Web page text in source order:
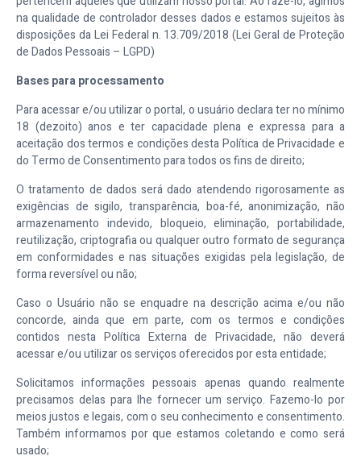
na qualidade de controlador desses dados e estamos sujeitos às
disposições da Lei Federal n. 13.709/2018 (Lei Geral de Proteção
de Dados Pessoais – LGPD)
Bases para processamento
Para acessar e/ou utilizar o portal, o usuário declara ter no mínimo
18 (dezoito) anos e ter capacidade plena e expressa para a
aceitação dos termos e condições desta Política de Privacidade e
do Termo de Consentimento para todos os fins de direito;
O tratamento de dados será dado atendendo rigorosamente as
exigências de sigilo, transparência, boa-fé, anonimização, não
armazenamento indevido, bloqueio, eliminação, portabilidade,
reutilização, criptografia ou qualquer outro formato de segurança
em conformidades e nas situações exigidas pela legislação, de
forma reversível ou não;
Caso o Usuário não se enquadre na descrição acima e/ou não
concorde, ainda que em parte, com os termos e condições
contidos nesta Política Externa de Privacidade, não deverá
acessar e/ou utilizar os serviços oferecidos por esta entidade;
Solicitamos informações pessoais apenas quando realmente
precisamos delas para lhe fornecer um serviço. Fazemo-lo por
meios justos e legais, com o seu conhecimento e consentimento.
Também informamos por que estamos coletando e como será
usado;